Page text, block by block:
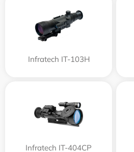
Infratech IT-103Н
Infratech IT-404CP